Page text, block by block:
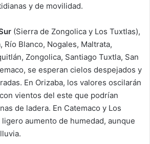
y de movilidad.
(Sierra de Zongolica y Los Tuxtlas),
Río Blanco, Nogales, Maltrata,
Zongolica, Santiago Tuxtla, San
se esperan cielos despejados y
En Orizaba, los valores oscilarán
vientos del este que podrían
de ladera. En Catemaco y Los
aumento de humedad, aunque